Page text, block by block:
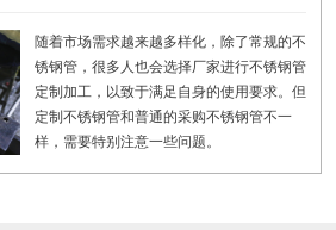
随着市场需求越来越多样化，除了常规的不
锈钢管，很多人也会选择厂家进行不锈钢管
定制加工，以致于满足自身的使用要求。但
定制不锈钢管和普通的采购不锈钢管不一
样，需要特别注意一些问题。